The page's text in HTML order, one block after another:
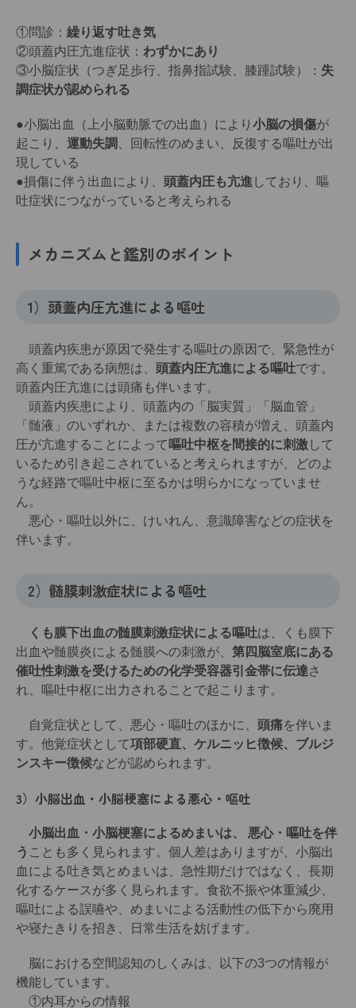
①問診： 繰り返す吐き気
②頭蓋内圧亢進症状： わずかにあり
③小脳症状（つぎ足歩行、指鼻指試験、膝踵試験）： 失
調症状が認められる
●小脳出血（上小脳動脈での出血）により 小脳の損傷が
起こり、 運動失調
、回転性のめまい、反復する嘔吐が出
現している
●損傷に伴う出血により、 頭蓋内圧も亢進 しており、嘔
吐症状につながっていると考えられる
メカニズムと鑑別のポイント
1）頭蓋内圧亢進による嘔吐
頭蓋内疾患が原因で発生する嘔吐の原因で、緊急性が
高く重篤である病態は、 頭蓋内圧亢進による嘔吐です。
頭蓋内圧亢進には頭痛も伴います。
頭蓋内疾患により、頭蓋内の「脳実質」「脳血管」
「髄液」のいずれか、または複数の容積が増え、頭蓋内
圧が亢進することによって 嘔吐中枢を間接的に刺激して
いるため引き起こされていると考えられますが、どのよ
うな経路で嘔吐中枢に至るかは明らかになっていませ
ん。
悪心・嘔吐以外に、けいれん、意識障害などの症状を
伴います。
2）髄膜刺激症状による嘔吐
くも膜下出血の髄膜刺激症状による嘔吐は、くも膜下
出血や髄膜炎による髄膜への刺激が、 第四脳室底にある
催吐性刺激を受けるための化学受容器引金帯に伝達さ
れ、嘔吐中枢に出力されることで起こります。
自覚症状として、悪心・嘔吐のほかに、 頭痛を伴いま
す。他覚症状として項部硬直、ケルニッヒ徴候、ブルジ
ンスキー徴候などが認められます。
3）小脳出血・小脳梗塞による悪心・嘔吐
小脳出血・小脳梗塞によるめまいは、 悪心・嘔吐を伴
う ことも多く見られます。個人差はありますが、小脳出
血による吐き気とめまいは、急性期だけではなく、長期
化するケースが多く見られます。食欲不振や体重減少、
嘔吐による誤嚥や、めまいによる活動性の低下から廃用
や寝たきりを招き、日常生活を妨げます。
脳における空間認知のしくみは、以下の3つの情報が
機能しています。
①内耳からの情報